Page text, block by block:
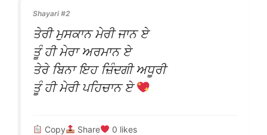
Shayari #2
ਤੇਰੀ ਮੁਸਕਾਨ ਮੇਰੀ ਜਾਨ ਏ
ਤੂੰ ਹੀ ਮੇਰਾ ਅਰਮਾਨ ਏ
ਤੇਰੇ ਬਿਨਾ ਇਹ ਜ਼ਿੰਦਗੀ ਅਧੂਰੀ
ਤੂੰ ਹੀ ਮੇਰੀ ਪਹਿਚਾਨ ਏ
Copy Share 0 likes